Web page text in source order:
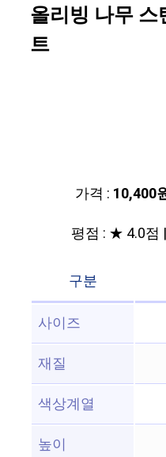
올리빙 나무 스
트
가격 : 10,400
평점 : ★ 4.0점
구분
사이즈
재질
색상계열
높이